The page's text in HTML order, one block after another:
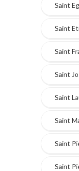
Saint
Saint
Saint
Saint
Saint
Saint
Saint
Saint